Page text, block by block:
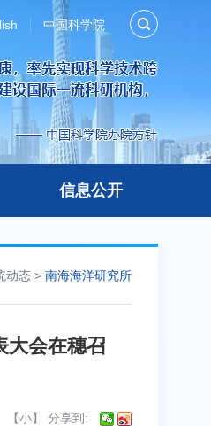
中国科学院
信息公开
动态 > 南海海洋研究所
大会在穗召
【小】 分享到: